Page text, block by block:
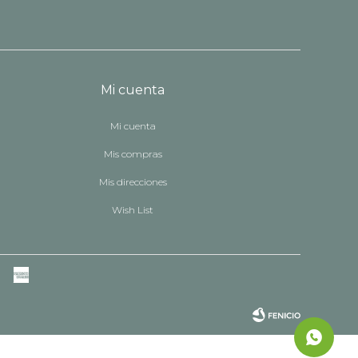
Mi cuenta
Mi cuenta
Mis compras
Mis direcciones
Wish List